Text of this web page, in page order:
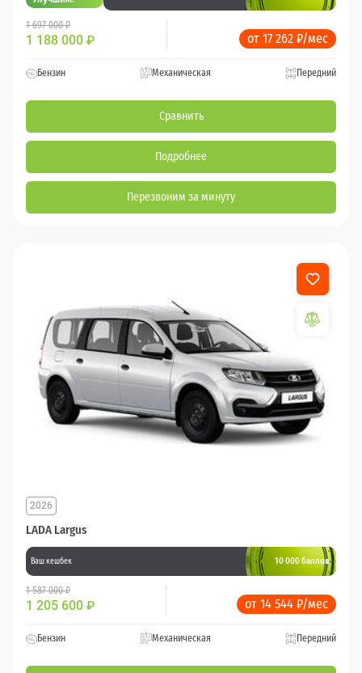
1 697 000 ₽
1 188 000 ₽ от 17 262 ₽/мес
Бензин Механическая Передний
Сравнить
Подробнее
Перезвоним за минуту
LADA Largus
2026
Ваш кешбек 10 000 баллов
1 587 000 ₽
1 205 600 ₽ от 14 544 ₽/мес
Бензин Механическая Передний